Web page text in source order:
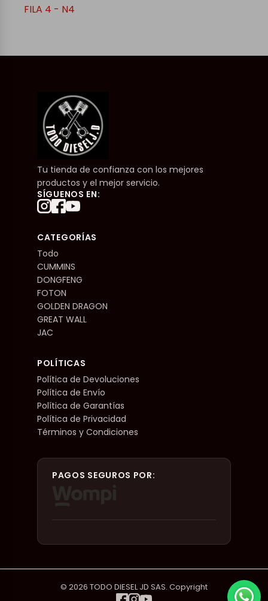
FILA 4 - N4
Tu tienda de confianza con los mejores
productos y el mejor servicio.
SÍGUENOS EN:
CATEGORÍAS
Todo
CUMMINS
DONGFENG
FOTON
GOLDEN DRAGON
GREAT WALL
JAC
POLÍTICAS
Política de Devoluciones
Política de Envío
Política de Garantías
Política de Privacidad
Términos y Condiciones
PAGOS SEGUROS POR:
© 2026 TODO DIESEL JD SAS. Copyright